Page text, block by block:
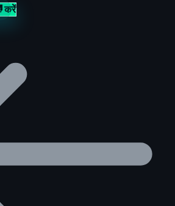
करें